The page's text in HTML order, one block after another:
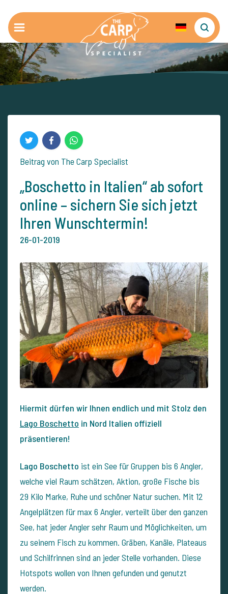
Beitrag von The Carp Specialist
„Boschetto in Italien“ ab sofort
online – sichern Sie sich jetzt
Ihren Wunschtermin!
26-01-2019
Hiermit dürfen wir Ihnen endlich und mit Stolz den
Lago Boschetto in Nord Italien offiziell
präsentieren!
Lago Boschetto ist ein See für Gruppen bis 6 Angler,
welche viel Raum schätzen, Aktion, große Fische bis
29 Kilo Marke, Ruhe und schöner Natur suchen. Mit 12
Angelplätzen für max 6 Angler, verteilt über den ganzen
See, hat jeder Angler sehr Raum und Möglichkeiten, um
zu seinem Fisch zu kommen. Gräben, Kanäle, Plateaus
und Schilfrinnen sind an jeder Stelle vorhanden. Diese
Hotspots wollen von Ihnen gefunden und genutzt
werden.